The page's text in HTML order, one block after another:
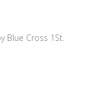
Blue Cross 1St.